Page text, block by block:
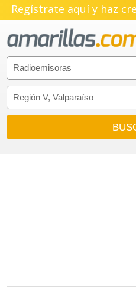
Regístrate aquí y haz